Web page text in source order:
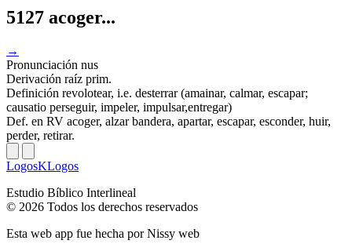
5127 acoger...
→
Pronunciación nus
Derivación raíz prim.
Definición revolotear, i.e. desterrar (amainar, calmar, escapar;
causatio perseguir, impeler, impulsar,entregar)
Def. en RV acoger, alzar bandera, apartar, escapar, esconder, huir,
perder, retirar.
LogosKLogos
Estudio Bíblico Interlineal
© 2026 Todos los derechos reservados
Esta web app fue hecha porNissy web